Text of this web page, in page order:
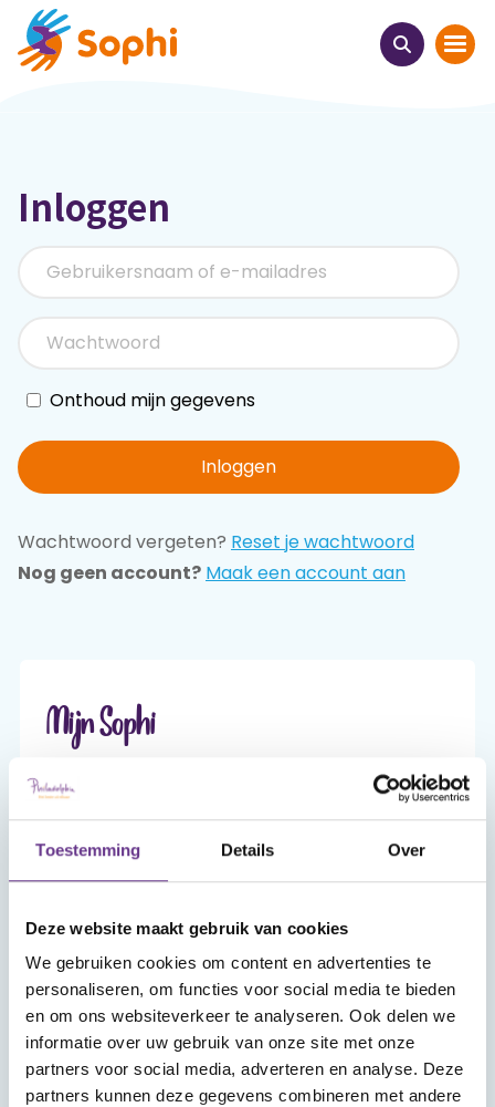
Toestemming Details Over
Deze website maakt gebruik van cookies
We gebruiken cookies om content en advertenties te
personaliseren, om functies voor social media te bieden
en om ons websiteverkeer te analyseren. Ook delen we
informatie over uw gebruik van onze site met onze
partners voor social media, adverteren en analyse. Deze
partners kunnen deze gegevens combineren met andere
Thema's
Uit het hart
E-learnings
Themabijeenkomsten
Praat mee
Inloggen
Onthoud mijn gegevens
Inloggen
Wachtwoord vergeten? Reset je wachtwoord
Nog geen account? Maak een account aan
Mijn Sophi
Mijn Sophi is je persoonlijke én beveiligde
omgeving van sophi.online. Alleen jij hebt er,
toegang toe.
Account aanmaken
Wat vind je in Mijn Sophi?
In Mijn Sophi kan je de artikelen, kijk- en
luistertips en nieuwsitems terugvinden die je
met het hartje als favoriet hebt aangemerkt.